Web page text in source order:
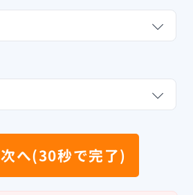
次へ(30秒で完了)